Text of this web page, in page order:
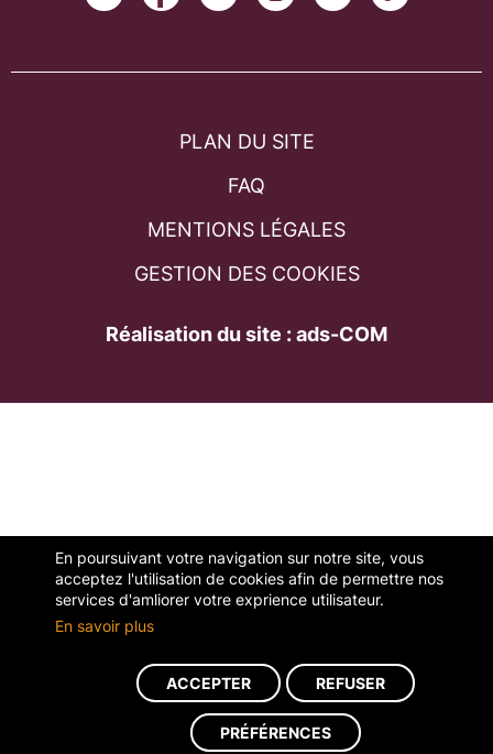
En poursuivant votre navigation sur notre site, vous
acceptez l'utilisation de cookies afin de permettre nos
services d'amliorer votre exprience utilisateur.
En savoir plus
ACCEPTER REFUSER
PRÉFÉRENCES
PLAN DU SITE
FAQ
MENTIONS LÉGALES
GESTION DES COOKIES
Réalisation du site : ads-COM